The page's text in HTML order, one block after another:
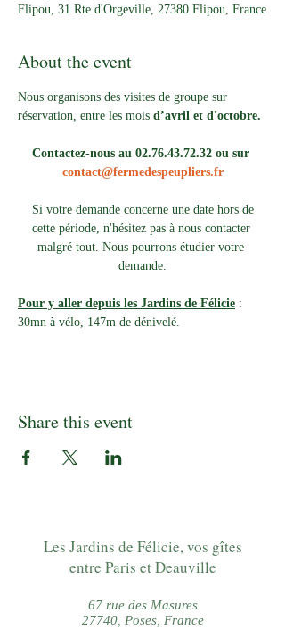
Flipou, 31 Rte d'Orgeville, 27380 Flipou, France
About the event
Nous organisons des visites de groupe sur
réservation, entre les mois d’avril et d'octobre.
Contactez-nous au 02.76.43.72.32 ou sur
contact@fermedespeupliers.fr
Si votre demande concerne une date hors de
cette période, n'hésitez pas à nous contacter
malgré tout. Nous pourrons étudier votre
demande.
Pour y aller depuis les Jardins de Félicie :
30mn à vélo, 147m de dénivelé.
Share this event
Les Jardins de Félicie, vos gîtes
entre Paris et Deauville
67 rue des Masures
27740, Poses, France